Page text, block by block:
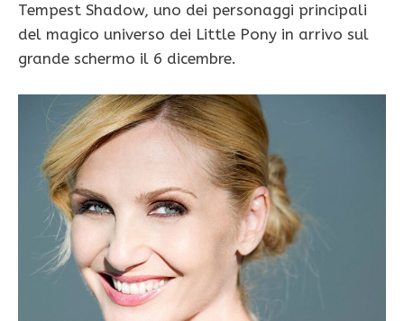
Tempest Shadow, uno dei personaggi principali
del magico universo dei Little Pony in arrivo sul
grande schermo il 6 dicembre.